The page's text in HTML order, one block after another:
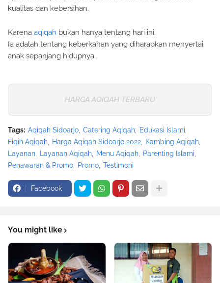
kualitas dan kebersihan.
Karena aqiqah bukan hanya tentang hari ini.
Ia adalah tentang keberkahan yang diharapkan menyertai
anak sepanjang hidupnya.
HARGA AQIQAH TERBARU
Tags: Aqiqah Sidoarjo Catering Aqiqah
Edukasi Islami
Fiqih Aqiqah
Harga Aqiqah Sidoarjo 2022
Kambing Aqiqah
Layanan
Layanan Aqiqah Menu Aqiqah
Parenting Islami
Penawaran & Promo
Promo Testimoni
Facebook
You might like